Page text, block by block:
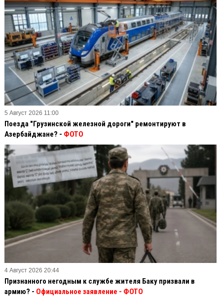
5 Август 2026 11:00
Поезда "Грузинской железной дороги" ремонтируют в
Азербайджане? - ФОТО
4 Август 2026 20:44
Признанного негодным к службе жителя Баку призвали в
армию? - Официальное заявление - ФОТО